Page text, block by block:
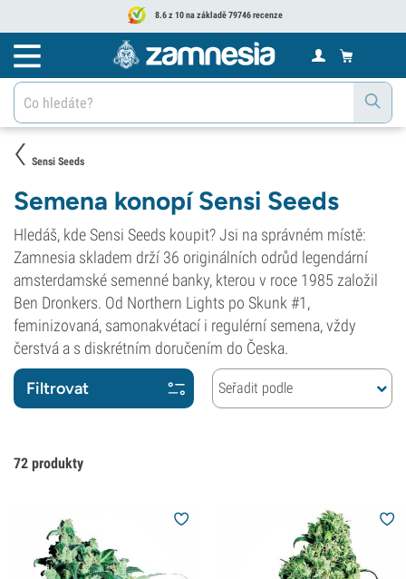
8.6 z 10 na základě 79746 recenze
Sensi Seeds
Semena konopí Sensi Seeds
Hledáš, kde Sensi Seeds koupit? Jsi na správném místě:
Zamnesia skladem drží 36 originálních odrůd legendární
amsterdamské semenné banky, kterou v roce 1985 založil
Ben Dronkers. Od Northern Lights po Skunk #1,
feminizovaná, samonakvétací i regulérní semena, vždy
čerstvá a s diskrétním doručením do Česka.
Filtrovat Seřadit podle
72 produkty